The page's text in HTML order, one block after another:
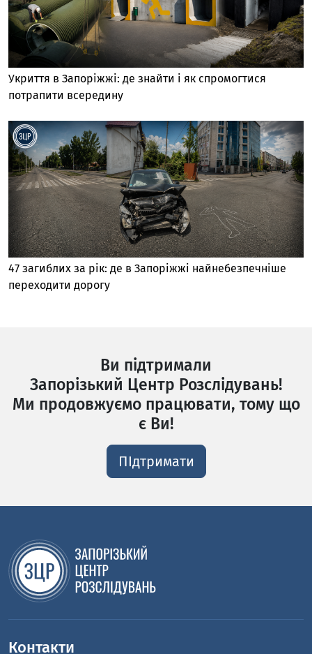
Укриття в Запоріжжі: де знайти і як спромогтися
потрапити всередину
47 загиблих за рік: де в Запоріжжі найнебезпечніше
переходити дорогу
Ви підтримали
Запорізький Центр Розслідувань!
Ми продовжуємо працювати, тому що
є Ви!
ПІдтримати
Контакти